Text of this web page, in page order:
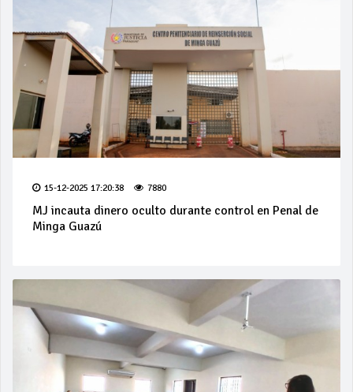
15-12-2025 17:20:38 7880
MJ incauta dinero oculto durante control en Penal de
Minga Guazú